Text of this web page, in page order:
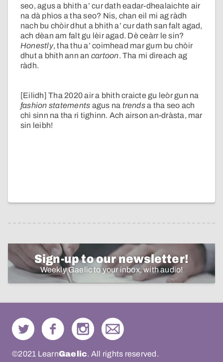
seo, agus a bhith a’ cur dath eadar-dhealaichte air
na dà phìos a tha seo? Nis, chan eil mi ag ràdh
nach bu chòir dhut a bhith a’ cur dath san falt agad,
ach dèan am falt gu lèir agad. Dè ceàrr le sin?
Honestly, tha thu a’ coimhead mar gum bu chòir
dhut a bhith ann an cartoon. Tha mi dìreach ag
ràdh.
[Eilidh] Tha 2020 air a bhith craicte gu leòr gun na
fashion statements agus na trendsa tha seo ach
chì sinn na tha ri tighinn. Ach airson an-dràsta, mar
sin leibh!
Sign-up to our newsletter!
Weekly Gaelic to your inbox, with audio!
©2021 LearnGaelic. All rights reserved.